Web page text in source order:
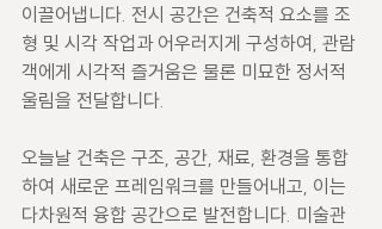
이끌어냅니다. 전시 공간은 건축적 요소를 조
형 및 시각 작업과 어우러지게 구성하여, 관람
객에게 시각적 즐거움은 물론 미묘한 정서적
울림을 전달합니다.
오늘날 건축은 구조, 공간, 재료, 환경을 통합
하여 새로운 프레임워크를 만들어내고, 이는
다차원적 융합 공간으로 발전합니다. 미술관